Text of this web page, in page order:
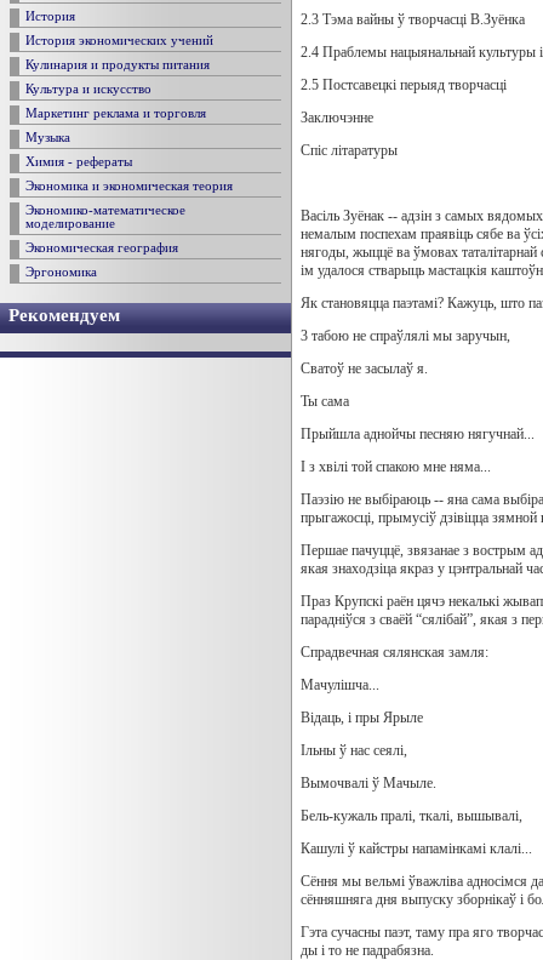
История
История экономических учений
Кулинария и продукты питания
Культура и искусство
Маркетинг реклама и торговля
Музыка
Химия - рефераты
Экономика и экономическая теория
Экономико-математическое
моделирование
Экономическая география
Эргономика
Рекомендуем
2.3 Тэма вайны ў творчасці В.Зуёнка
2.4 Праблемы нацыянальнай культуры
2.5 Постсавецкі перыяд творчасці
Заключэнне
Спіс літаратуры
Васіль Зуёнак -- адзін з самых
немалым поспехам праявіць сябе ва
нягоды, жыццё ва ўмовах таталітарнай
ім удалося стварыць мастацкія
Як становяцца паэтамі? Кажуць, што
3 табою не спраўлялі мы заручын,
Сватоў не засылаў я.
Ты сама
Прыйшла аднойчы песняю нягучнай...
I з хвілі той спакою мне няма...
Паэзію не выбіраюць -- яна сама
прыгажосці, прымусіў дзівіцца зямной
Першае пачуццё, звязанае з вострым
якая знаходзіца якраз у цэнтральнай
Праз Крупскі раён цячэ некалькі
парадніўся з сваёй “сялібай”, якая з
Спрадвечная сялянская замля:
Мачулішча...
Відаць, і пры Ярыле
Ільны ў нас сеялі,
Вымочвалі ў Мачыле.
Бель-кужаль пралі, ткалі, вышывалі,
Кашулі ў кайстры напамінкамі клалі...
Сёння мы вельмі ўважліва адносімся
сённяшняга дня выпуску зборнікаў і
Гэта сучасны паэт, таму пра яго
ды і то не падрабязна.